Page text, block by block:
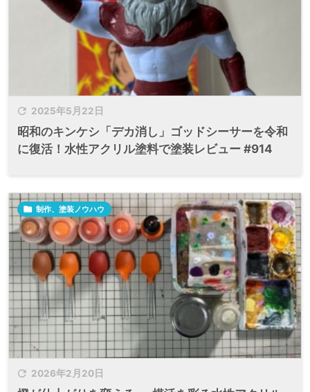
 2025年5月22日
昭和のキンケシ「デカ消し」ゴッドシーサーを令和
に復活！水性アクリル塗料で塗装レビュー #914
 2026年2月20日
 制作、塗装ノウハウ